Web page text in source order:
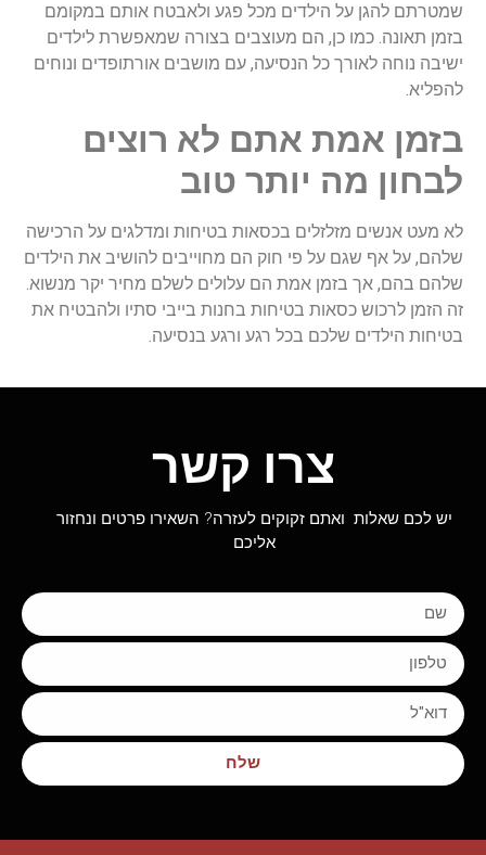
שמטרתם להגן על הילדים מכל פגע ולאבטח אותם במקומם
בזמן תאונה. כמו כן, הם מעוצבים בצורה שמאפשרת לילדים
ישיבה נוחה לאורך כל הנסיעה, עם מושבים אורתופדים ונוחים
להפליא.
בזמן אמת אתם לא רוצים
לבחון מה יותר טוב
לא מעט אנשים מזלזלים בכסאות בטיחות ומדלגים על הרכישה
שלהם, על אף שגם על פי חוק הם מחוייבים להושיב את הילדים
שלהם בהם, אך בזמן אמת הם עלולים לשלם מחיר יקר מנשוא.
זה הזמן לרכוש כסאות בטיחות בחנות בייבי סתיו ולהבטיח את
בטיחות הילדים שלכם בכל רגע ורגע בנסיעה.
צרו קשר
יש לכם שאלות ואתם זקוקים לעזרה? השאירו פרטים ונחזור
אליכם
שלח